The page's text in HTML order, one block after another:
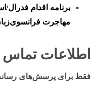
برنامه اقدام
مهاجرت
اطلاعات تماس
فقط برای پرسش‌های